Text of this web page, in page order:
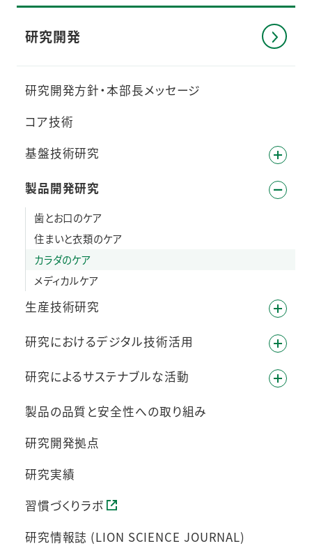
研究開発
研究開発方針・本部長メッセージ
コア技術
基盤技術研究
製品開発研究
歯とお口のケア
住まいと衣類のケア
カラダのケア
メディカルケア
生産技術研究
研究におけるデジタル技術活用
研究によるサステナブルな活動
製品の品質と安全性への取り組み
研究開発拠点
研究実績
習慣づくりラボ
研究情報誌 (LION SCIENCE JOURNAL)